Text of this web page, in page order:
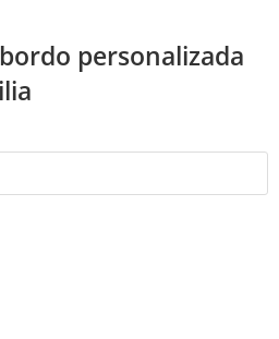
personalizada